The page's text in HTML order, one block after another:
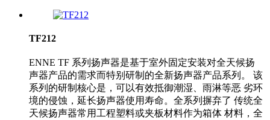
TF212
ENNE TF 系列扬声器是基于室外固定安装对全天候扬
声器产品的需求而特别研制的全新扬声器产品系列。 该
系列的研制核心是，可以有效抵御潮湿、雨淋等恶 劣环
境的侵蚀，延长扬声器使用寿命。全系列摒弃了 传统全
天候扬声器常用工程塑料或夹板材料作为箱体 材料，全